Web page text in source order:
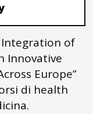
Integration of
Innovative
Europe”
di health